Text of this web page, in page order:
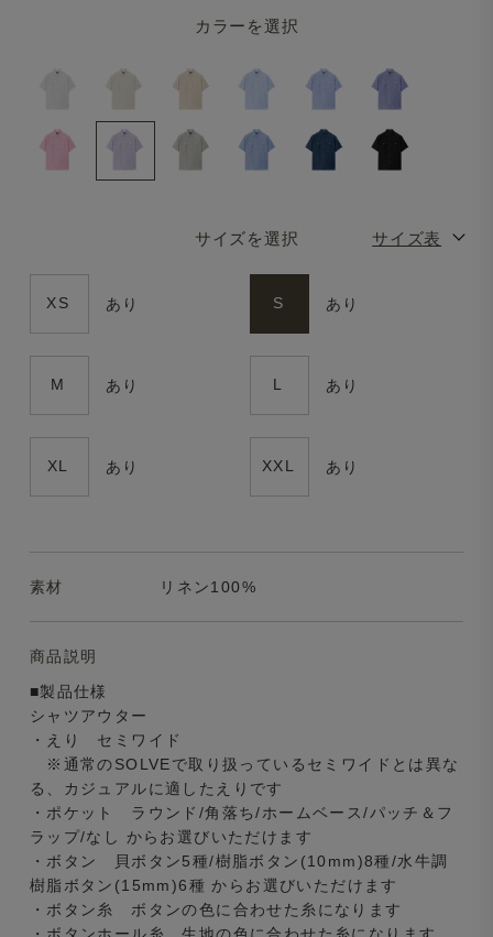
カラーを選択
サイズを選択 サイズ表
XS あり S あり
M あり L あり
XL あり XXL あり
素材 リネン100%
商品説明
■製品仕様
シャツアウター
・えり セミワイド
※通常のSOLVEで取り扱っているセミワイドとは異な
る、カジュアルに適したえりです
・ポケット ラウンド/角落ち/ホームベース/パッチ＆フ
ラップ/なし からお選びいただけます
・ボタン 貝ボタン5種/樹脂ボタン(10mm)8種/水牛調
樹脂ボタン(15mm)6種 からお選びいただけます
・ボタン糸 ボタンの色に合わせた糸になります
・ボタンホール糸 生地の色に合わせた糸になります